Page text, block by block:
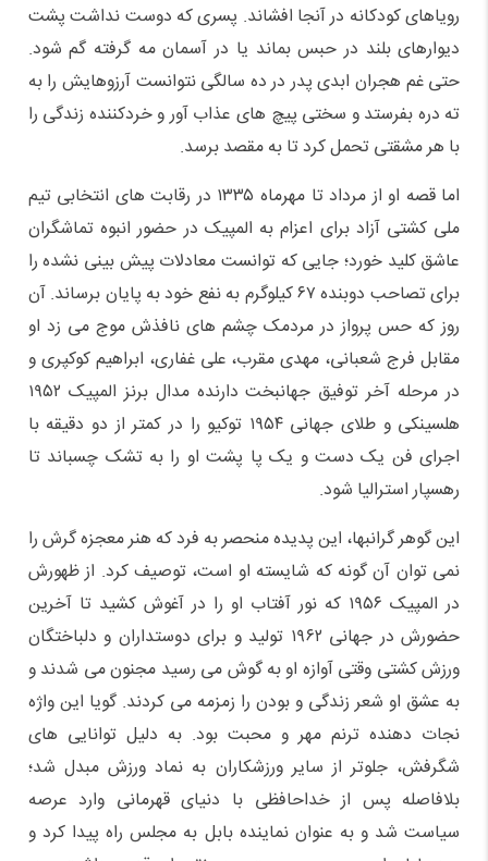
رویاهای کودکانه در آنجا افشاند. پسری که دوست نداشت پشت
دیوارهای بلند در حبس بماند یا در آسمان مه گرفته گم شود.
حتی غم هجران ابدی پدر در ده سالگی نتوانست آرزوهایش را به
ته دره بفرستد و سختی پیچ های عذاب آور و خردکننده زندگی را
با هر مشقتی تحمل کرد تا به مقصد برسد.
اما قصه او از مرداد تا مهرماه ۱۳۳۵ در رقابت های انتخابی تیم
ملی کشتی آزاد برای اعزام به المپیک در حضور انبوه تماشگران
عاشق کلید خورد؛ جایی که توانست معادلات پیش بینی نشده را
برای تصاحب دوبنده ۶۷ کیلوگرم به نفع خود به پایان برساند. آن
روز که حس پرواز در مردمک چشم های نافذش موج می زد او
مقابل فرج شعبانی، مهدی مقرب، علی غفاری، ابراهیم کوکپری و
در مرحله آخر توفیق جهانبخت دارنده مدال برنز المپیک ۱۹۵۲
هلسینکی و طلای جهانی ۱۹۵۴ توکیو را در کمتر از دو دقیقه با
اجرای فن یک دست و یک پا پشت او را به تشک چسباند تا
رهسپار استرالیا شود.
این گوهر گرانبها، این پدیده منحصر به فرد که هنر معجزه گرش را
نمی توان آن گونه که شایسته او است، توصیف کرد. از ظهورش
در المپیک ۱۹۵۶ که نور آفتاب او را در آغوش کشید تا آخرین
حضورش در جهانی ۱۹۶۲ تولید و برای دوستداران و دلباختگان
ورزش کشتی وقتی آوازه او به گوش می رسید مجنون می شدند و
به عشق او شعر زندگی و بودن را زمزمه می کردند. گویا این واژه
نجات دهنده ترنم مهر و محبت بود. به دلیل توانایی های
شگرفش، جلوتر از سایر ورزشکاران به نماد ورزش مبدل شد؛
بلافاصله پس از خداحافظی با دنیای قهرمانی وارد عرصه
سیاست شد و به عنوان نماینده بابل به مجلس راه پیدا کرد و